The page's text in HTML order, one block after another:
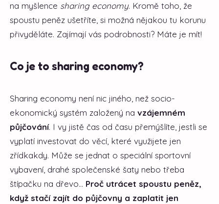
na myšlence sharing economy. Kromě toho, že
spoustu peněz ušetříte, si možná nějakou tu korunu
přivyděláte. Zajímají vás podrobnosti? Máte je mít!
Co je to sharing economy?
Sharing economy není nic jiného, než socio-
ekonomický systém založený na vzájemném
půjčování. I vy jistě čas od času přemýšlíte, jestli se
vyplatí investovat do věcí, které využijete jen
zřídkakdy. Může se jednat o speciální sportovní
vybavení, drahé společenské šaty nebo třeba
štípačku na dřevo... Proč utrácet spoustu peněz,
když stačí zajít do půjčovny a zaplatit jen